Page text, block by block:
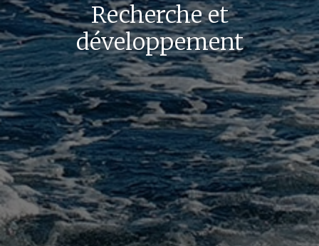
Recherche et
développement